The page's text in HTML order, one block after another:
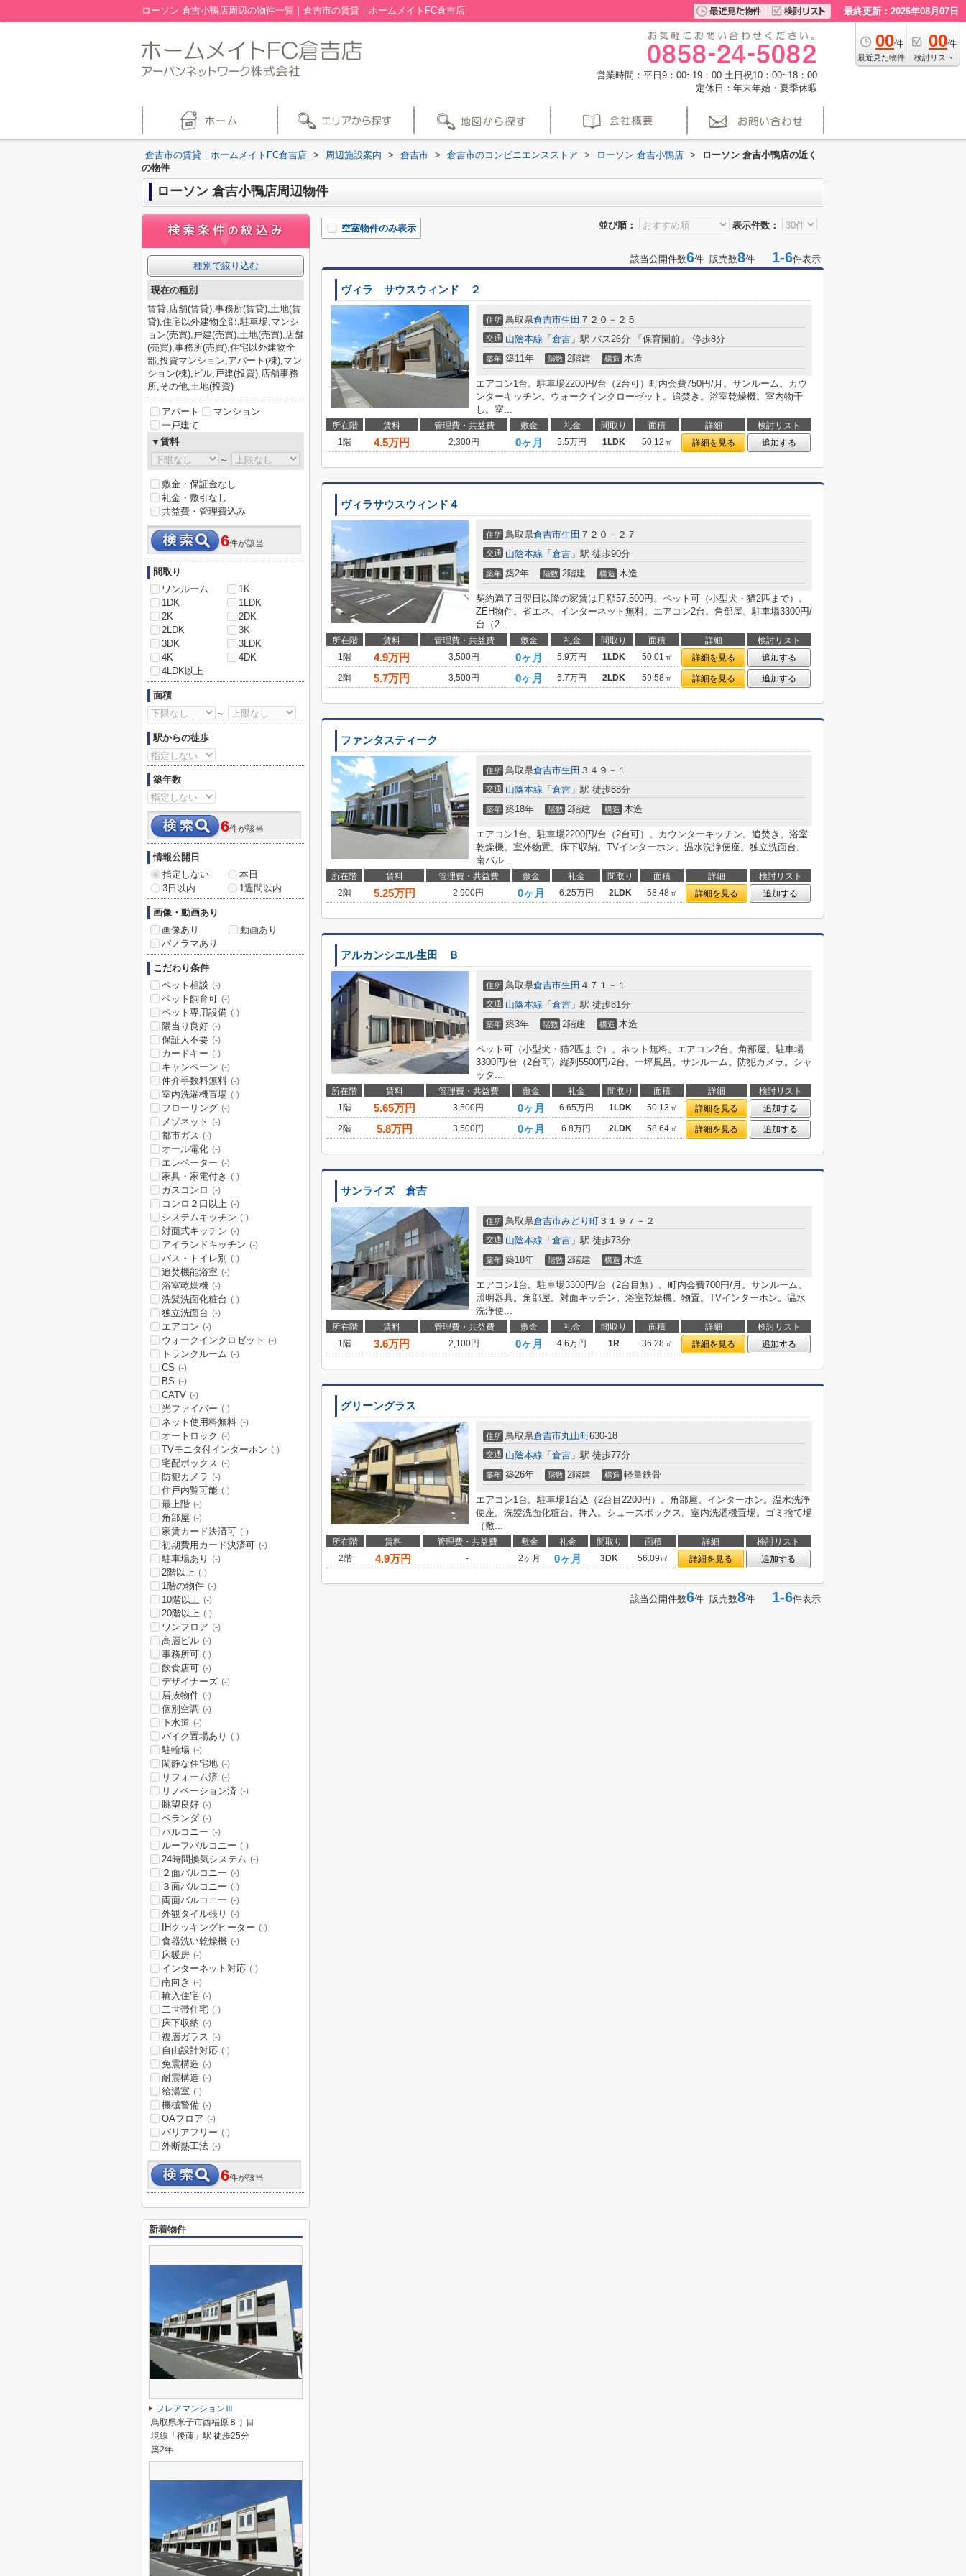
ローソン 倉吉小鴨店周辺の物件一覧｜倉吉市の賃貸｜ホームメイトFC倉吉店 最終更新：2026年08月07日
00件
最近見た物件
00件
検討リスト
営業時間：平日9：00~19：00 土日祝10：00~18：00
定休日：年末年始・夏季休暇
倉吉市の賃貸｜ホームメイトFC倉吉店 > 周辺施設案内 > 倉吉市 > 倉吉市のコンビニエンスストア > ローソン 倉吉小鴨店 >
ローソン 倉吉小鴨店の近く
の物件
ローソン 倉吉小鴨店周辺物件
並び順： 表示件数：
空室物件のみ表示
該当公開件数6件 販売数8件 1-6件表示
ヴィラ サウスウィンド ２
住所 鳥取県倉吉市生田 ７２０－２５
交通 山陰本線 「 倉吉 」駅 バス26分 「保育園前」 停歩8分
築年 築11年 階数 2階建 構造 木造
エアコン1台。駐車場2200円/台（2台可）町内会費750円/月。サンルーム。カウ
ンターキッチン。ウォークインクローゼット。追焚き。浴室乾燥機。室内物干
し。室...
所在階 賃料 管理費・共益費 敷金 礼金 間取り 面積 詳細
検討リスト
1階
4.5万円 2,300円 0ヶ月 5.5万円 1LDK 50.12㎡ 詳細を見る 追加する
ヴィラサウスウィンド４
住所 鳥取県倉吉市生田 ７２０－２７
交通 山陰本線 「 倉吉 」駅 徒歩90分
築年 築2年 階数 2階建 構造 木造
契約満了日翌日以降の家賃は月額57,500円。ペット可（小型犬・猫2匹まで）。
ZEH物件。省エネ。インターネット無料。エアコン2台。角部屋。駐車場3300円/
台（2...
所在階 賃料 管理費・共益費 敷金 礼金 間取り 面積 詳細
検討リスト
1階
4.9万円 3,500円 0ヶ月 5.9万円 1LDK 50.01㎡ 詳細を見る
追加する
2階
5.7万円 3,500円 0ヶ月 6.7万円 2LDK 59.58㎡ 詳細を見る 追加する
ファンタスティーク
住所 鳥取県倉吉市生田 ３４９－１
交通 山陰本線 「 倉吉 」駅 徒歩88分
築年 築18年 階数 2階建 構造 木造
エアコン1台。駐車場2200円/台（2台可）。カウンターキッチン。追焚き。浴室
乾燥機。室外物置。床下収納。TVインターホン。温水洗浄便座。独立洗面台。
南バル...
所在階 賃料 管理費・共益費 敷金 礼金 間取り 面積 詳細
検討リスト
2階
5.25万円 2,900円 0ヶ月 6.25万円 2LDK 58.48㎡ 詳細を見る 追加する
アルカンシエル生田 Ｂ
住所 鳥取県倉吉市生田 ４７１－１
交通 山陰本線 「 倉吉 」駅 徒歩81分
築年 築3年 階数 2階建 構造 木造
ペット可（小型犬・猫2匹まで）。ネット無料。エアコン2台。角部屋。駐車場
3300円/台（2台可）縦列5500円/2台。一坪風呂。サンルーム。防犯カメラ。シャ
ッタ...
所在階 賃料 管理費・共益費 敷金 礼金 間取り 面積 詳細
検討リスト
1階
5.65万円 3,500円 0ヶ月 6.65万円 1LDK 50.13㎡ 詳細を見る
追加する
2階
5.8万円 3,500円 0ヶ月 6.8万円 2LDK 58.64㎡ 詳細を見る 追加する
サンライズ 倉吉
住所 鳥取県倉吉市みどり町 ３１９７－２
交通 山陰本線 「 倉吉 」駅 徒歩73分
築年 築18年 階数 2階建 構造 木造
エアコン1台。駐車場3300円/台（2台目無）。町内会費700円/月。サンルーム。
照明器具。角部屋。対面キッチン。浴室乾燥機。物置。TVインターホン。温水
洗浄便...
所在階 賃料 管理費・共益費 敷金 礼金 間取り 面積 詳細
検討リスト
1階
3.6万円 2,100円 0ヶ月 4.6万円 1R 36.28㎡ 詳細を見る 追加する
グリーングラス
住所 鳥取県倉吉市丸山町630-18
交通 山陰本線 「 倉吉 」駅 徒歩77分
築年 築26年 階数 2階建 構造 軽量鉄骨
エアコン1台。駐車場1台込（2台目2200円）。角部屋。インターホン。温水洗浄
便座。洗髪洗面化粧台。押入。シューズボックス。室内洗濯機置場。ゴミ捨て場
（敷...
所在階 賃料 管理費・共益費 敷金 礼金 間取り 面積 詳細
検討リスト
2階
4.9万円 - 2ヶ月 0ヶ月 3DK 56.09㎡ 詳細を見る 追加する
該当公開件数6件 販売数8件 1-6件表示
種別で絞り込む
現在の種別
賃貸,店舗(賃貸),事務所(賃貸),土地(賃
貸),住宅以外建物全部,駐車場,マンシ
ョン(売買),戸建(売買),土地(売買),店舗
(売買),事務所(売買),住宅以外建物全
部,投資マンション,アパート(棟),マン
ション(棟),ビル,戸建(投資),店舗事務
所,その他,土地(投資)
アパート
マンション
一戸建て
▼賃料
～
敷金・保証金なし
礼金・敷引なし
共益費・管理費込み
6件が該当
間取り
ワンルーム
1K
1DK
1LDK
2K
2DK
2LDK
3K
3DK
3LDK
4K
4DK
4LDK以上
面積
～
駅からの徒歩
築年数
6件が該当
情報公開日
指定しない
本日
3日以内
1週間以内
画像・動画あり
画像あり
動画あり
パノラマあり
こだわり条件
ペット相談 (-)
ペット飼育可 (-)
ペット専用設備 (-)
陽当り良好 (-)
保証人不要 (-)
カードキー (-)
キャンペーン (-)
仲介手数料無料 (-)
室内洗濯機置場 (-)
フローリング (-)
メゾネット (-)
都市ガス (-)
オール電化 (-)
エレベーター (-)
家具・家電付き (-)
ガスコンロ (-)
コンロ２口以上 (-)
システムキッチン (-)
対面式キッチン (-)
アイランドキッチン (-)
バス・トイレ別 (-)
追焚機能浴室 (-)
浴室乾燥機 (-)
洗髪洗面化粧台 (-)
独立洗面台 (-)
エアコン (-)
ウォークインクロゼット (-)
トランクルーム (-)
CS (-)
BS (-)
CATV (-)
光ファイバー (-)
ネット使用料無料 (-)
オートロック (-)
TVモニタ付インターホン (-)
宅配ボックス (-)
防犯カメラ (-)
住戸内覧可能 (-)
最上階 (-)
角部屋 (-)
家賃カード決済可 (-)
初期費用カード決済可 (-)
駐車場あり (-)
2階以上 (-)
1階の物件 (-)
10階以上 (-)
20階以上 (-)
ワンフロア (-)
高層ビル (-)
事務所可 (-)
飲食店可 (-)
デザイナーズ (-)
居抜物件 (-)
個別空調 (-)
下水道 (-)
バイク置場あり (-)
駐輪場 (-)
閑静な住宅地 (-)
リフォーム済 (-)
リノベーション済 (-)
眺望良好 (-)
ベランダ (-)
バルコニー (-)
ルーフバルコニー (-)
24時間換気システム (-)
２面バルコニー (-)
３面バルコニー (-)
両面バルコニー (-)
外観タイル張り (-)
IHクッキングヒーター (-)
食器洗い乾燥機 (-)
床暖房 (-)
インターネット対応 (-)
南向き (-)
輸入住宅 (-)
二世帯住宅 (-)
床下収納 (-)
複層ガラス (-)
自由設計対応 (-)
免震構造 (-)
耐震構造 (-)
給湯室 (-)
機械警備 (-)
OAフロア (-)
バリアフリー (-)
外断熱工法 (-)
6件が該当
新着物件
フレアマンションⅢ
鳥取県米子市西福原８丁目
境線「後藤」駅 徒歩25分
築2年